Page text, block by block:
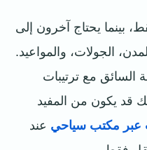
بينما يحتاج آخرون إلى
الجولات، والمواعيد.
مع ترتيبات
قد يكون من المفيد
عبر مكتب سياحي عند